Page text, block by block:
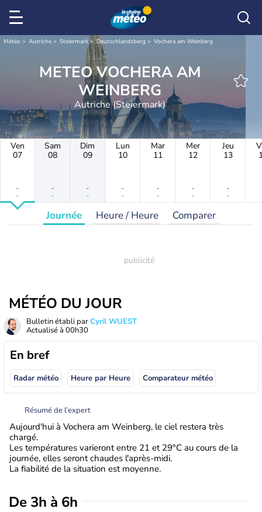
Météo Autriche Steiermark Deutschlandsberg Vochera am Weinberg
METEO VOCHERA AM
WEINBERG
Autriche (Steiermark)
Ven
07
-
-
Sam
08
-
-
Dim
09
-
-
Lun
10
-
-
Mar
11
-
-
Mer
12
-
-
Jeu
13
-
-
Journée Heure / Heure Comparer
MÉTÉO DU JOUR
Bulletin établi parCyril WUEST
Actualisé à 00h30
En bref
Radar météo Heure par Heure Comparateur météo
Résumé de l’expert
Aujourd'hui à Vochera am Weinberg, le ciel restera très
chargé.
Les températures varieront entre 21 et 29°C au cours de la
journée, elles seront chaudes l'après-midi.
La fiabilité de la situation est moyenne.
De 3h à 6h